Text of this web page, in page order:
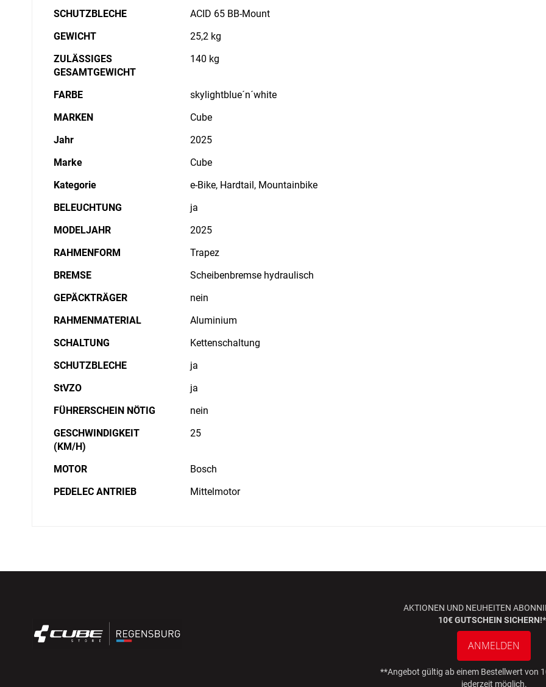
SCHUTZBLECHE
ACID 65 BB-Mount
GEWICHT
25,2 kg
ZULÄSSIGES
GESAMTGEWICHT
140 kg
FARBE
skylightblue´n´white
MARKEN
Cube
Jahr
2025
Marke
Cube
Kategorie
e-Bike, Hardtail, Mountainbike
BELEUCHTUNG
ja
MODELJAHR
2025
RAHMENFORM
Trapez
BREMSE
Scheibenbremse hydraulisch
GEPÄCKTRÄGER
nein
RAHMENMATERIAL
Aluminium
SCHALTUNG
Kettenschaltung
SCHUTZBLECHE
ja
StVZO
ja
FÜHRERSCHEIN NÖTIG
nein
GESCHWINDIGKEIT
(KM/H)
25
MOTOR
Bosch
PEDELEC ANTRIEB
Mittelmotor
AKTIONEN UND NEUHEITEN
10€ GUTSCHEIN
ANMELDEN
**Angebot gültig ab einem Bestellwert von
jederzeit möglich.